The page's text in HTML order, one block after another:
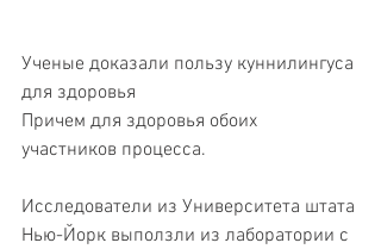
Ученые доказали пользу куннилингуса
для здоровья
Причем для здоровья обоих
участников процесса.
Исследователи из Университета штата
Нью-Йорк выползли из лаборатории с